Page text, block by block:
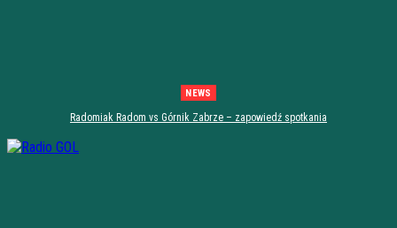
NEWS
Radomiak Radom vs Górnik Zabrze – zapowiedź spotkania